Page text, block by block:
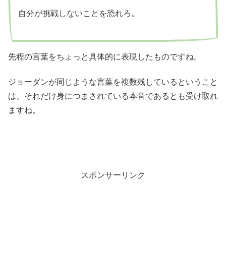
自分が挑戦しないことを恐れろ。
先程の言葉をちょっと具体的に表現したものですね。
ジョーダンが同じような言葉を複数残しているということ
は、それだけ身につまされている本音であるとも受け取れ
ますね。
スポンサーリンク